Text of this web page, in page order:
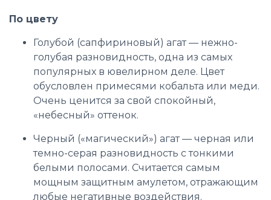
По цвету
Голубой (сапфириновый) агат — нежно-
голубая разновидность, одна из самых
популярных в ювелирном деле. Цвет
обусловлен примесями кобальта или меди.
Очень ценится за свой спокойный,
«небесный» оттенок.
Черный («магический») агат — черная или
темно-серая разновидность с тонкими
белыми полосами. Считается самым
мощным защитным амулетом, отражающим
любые негативные воздействия.